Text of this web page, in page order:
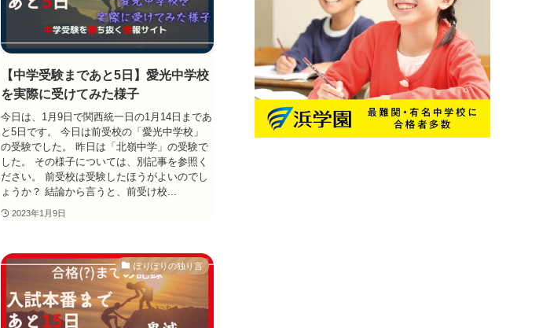
【中学受験まであと5日】愛光中学校
を実際に受けてみた様子
今日は、1月9日で関西統一日の1月14日まであ
と5日です。 今日は前受校の「愛光中学校」
の受験でした。 昨日は「北嶺中学」の受験で
した。 その様子については、別記事を参照く
ださい。 前受校は受験したほうがよいのでし
ょうか？ 結論から言うと、前受け校...
2023年1月9日
ぽりぽりの独り言